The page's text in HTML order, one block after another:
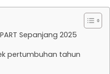
Sepanjang 2025
pertumbuhan tahun